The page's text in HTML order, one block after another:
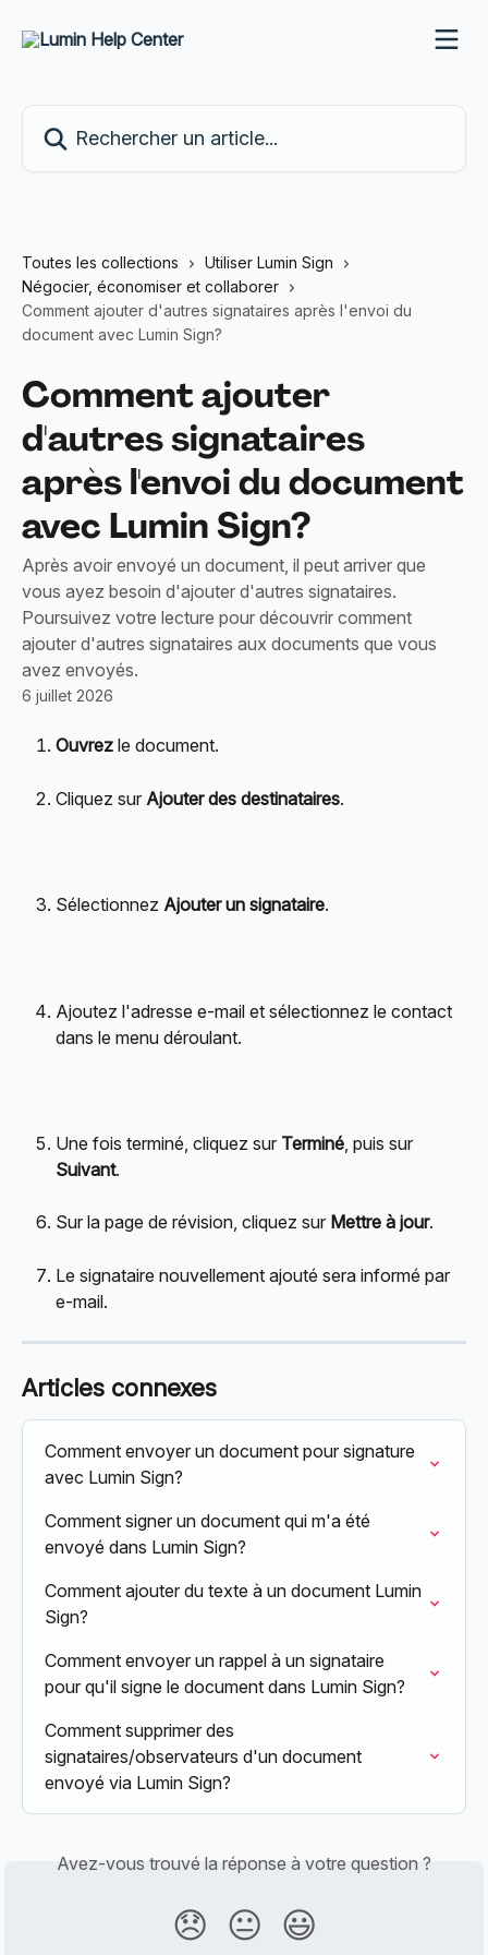
Toutes les collections
Utiliser Lumin Sign
Négocier, économiser et collaborer
Comment ajouter d'autres signataires après l'envoi du
document avec Lumin Sign?
Comment ajouter
d'autres signataires
après l'envoi du document
avec Lumin Sign?
Après avoir envoyé un document, il peut arriver que
vous ayez besoin d'ajouter d'autres signataires.
Poursuivez votre lecture pour découvrir comment
ajouter d'autres signataires aux documents que vous
avez envoyés.
6 juillet 2026
Ouvrez le document.
Cliquez sur Ajouter des destinataires.
Sélectionnez Ajouter un signataire.
Ajoutez l'adresse e-mail et sélectionnez le contact
dans le menu déroulant.
Une fois terminé, cliquez sur Terminé , puis sur
Suivant.
Sur la page de révision, cliquez sur Mettre à jour.
Le signataire nouvellement ajouté sera informé par
e-mail.
Articles connexes
Comment envoyer un document pour signature
avec Lumin Sign?
Comment signer un document qui m'a été
envoyé dans Lumin Sign?
Comment ajouter du texte à un document Lumin
Sign?
Comment envoyer un rappel à un signataire
pour qu'il signe le document dans Lumin Sign?
Comment supprimer des
signataires/observateurs d'un document
envoyé via Lumin Sign?
Avez-vous trouvé la réponse à votre question ?
😞 😐 😃